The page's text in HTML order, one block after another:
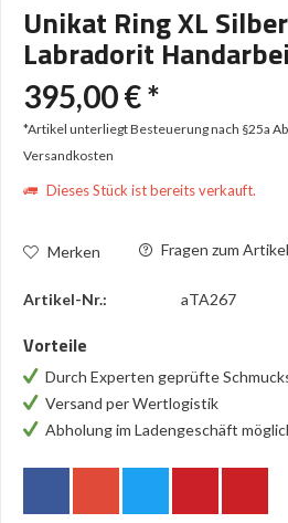
Unikat Ring XL
Labradorit
395,00 € *
*Artikel unterliegt Besteuerung nach §25a
Versandkosten
Dieses Stück ist bereits verkauft.
Merken Fragen zum
Artikel-Nr.: aTA267
Vorteile
Durch Experten geprüfte
Versand per Wertlogistik
Abholung im Ladengeschäft